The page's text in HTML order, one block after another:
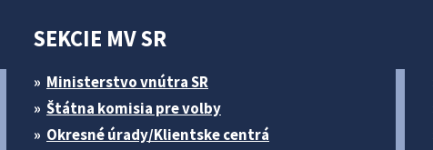
SEKCIE MV SR
Ministerstvo vnútra SR
Štátna komisia pre volby
Okresné úrady/Klientske centrá